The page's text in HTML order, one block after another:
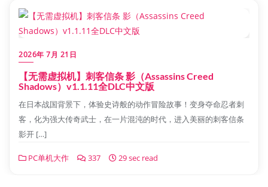
2026年 7月 21日
【无需虚拟机】刺客信条 影（Assassins Creed
Shadows）v1.1.11全DLC中文版
在日本战国背景下，体验史诗般的动作冒险故事！变身夺命忍者刺
客，化为强大传奇武士，在一片混沌的时代，进入美丽的刺客信条
影开 […]
PC单机大作 337 29 sec read